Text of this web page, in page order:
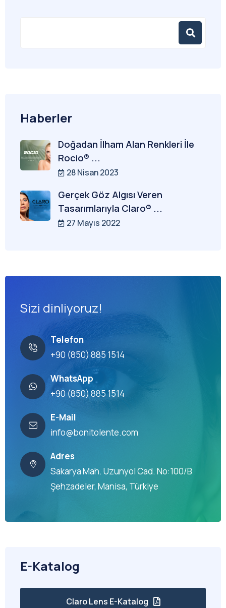
Haberler
Doğadan İlham Alan Renkleri İle
Rocio® ...
28 Nisan 2023
Gerçek Göz Algısı Veren
Tasarımlarıyla Claro® ...
27 Mayıs 2022
Sizi dinliyoruz!
Telefon
+90 (850) 885 1514
WhatsApp
+90 (850) 885 1514
E-Mail
info@bonitolente.com
Adres
Sakarya Mah. Uzunyol Cad. No:100/B
Şehzadeler, Manisa, Türkiye
E-Katalog
Claro Lens E-Katalog